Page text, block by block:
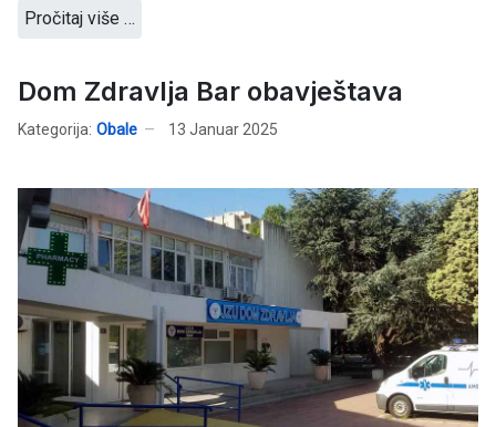
Pročitaj više …
Dom Zdravlja Bar obavještava
Kategorija: Obale 13 Januar 2025